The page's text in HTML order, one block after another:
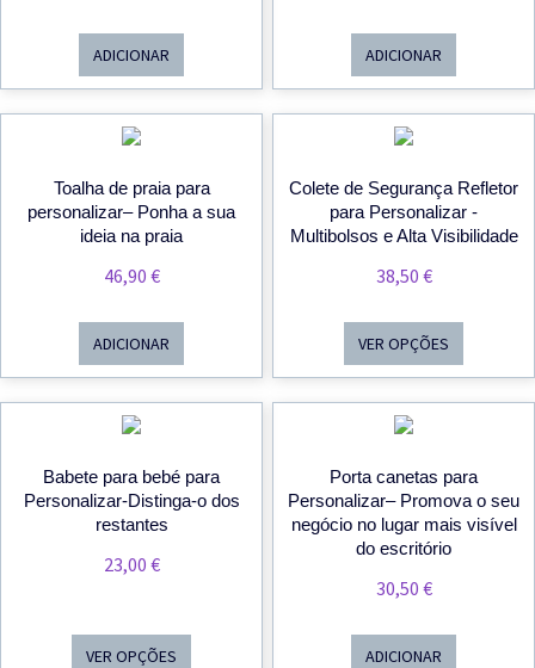
Original
Era:
46,10 €.41,50 €.
ADICIONAR
Original
Era:
47,00 €.40,70 €.
ADICIONAR
Toalha de praia para
personalizar– Ponha a sua
ideia na praia
46,90 €
ADICIONAR
Colete de Segurança Refletor
para Personalizar -
Multibolsos e Alta Visibilidade
38,50 €
VER OPÇÕES
Babete para bebé para
Personalizar-Distinga-o dos
restantes
23,00 €
VER OPÇÕES
Porta canetas para
Personalizar– Promova o seu
negócio no lugar mais visível
do escritório
30,50 €
ADICIONAR